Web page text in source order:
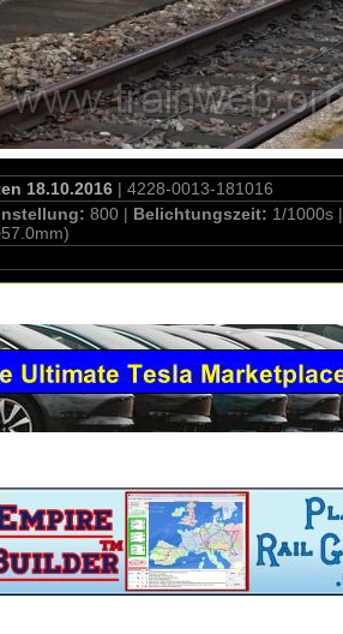
18.10.2016 | 4228-0013-181016
800 | Belichtungszeit: 1/1000s |